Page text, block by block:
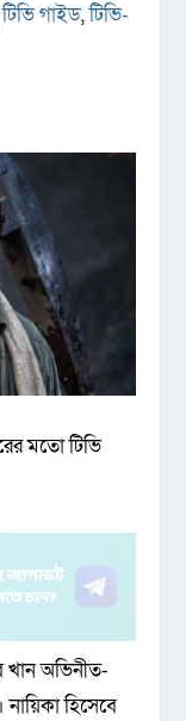
টিভি গাইড,টিভি-
মতো টিভি
খান অভিনীত-
হিসেবে